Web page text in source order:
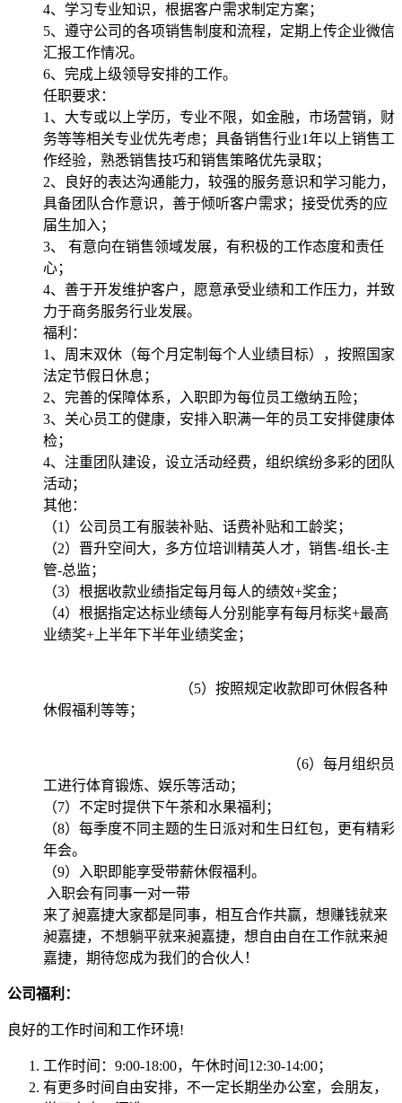
4、学习专业知识，根据客户需求制定方案；
5、遵守公司的各项销售制度和流程，定期上传企业微信
汇报工作情况。
6、完成上级领导安排的工作。
任职要求：
1、大专或以上学历，专业不限，如金融，市场营销，财
务等等相关专业优先考虑；具备销售行业1年以上销售工
作经验，熟悉销售技巧和销售策略优先录取；
2、良好的表达沟通能力，较强的服务意识和学习能力，
具备团队合作意识，善于倾听客户需求；接受优秀的应
届生加入；
3、 有意向在销售领域发展，有积极的工作态度和责任
心；
4、善于开发维护客户，愿意承受业绩和工作压力，并致
力于商务服务行业发展。
福利：
1、周末双休（每个月定制每个人业绩目标），按照国家
法定节假日休息；
2、完善的保障体系，入职即为每位员工缴纳五险；
3、关心员工的健康，安排入职满一年的员工安排健康体
检；
4、注重团队建设，设立活动经费，组织缤纷多彩的团队
活动；
其他：
（1）公司员工有服装补贴、话费补贴和工龄奖；
（2）晋升空间大，多方位培训精英人才，销售-组长-主
管-总监；
（3）根据收款业绩指定每月每人的绩效+奖金；
（4）根据指定达标业绩每人分别能享有每月标奖+最高
业绩奖+上半年下半年业绩奖金；
（5）按照规定收款即可休假各种
休假福利等等；
（6）每月组织员
工进行体育锻炼、娱乐等活动；
（7）不定时提供下午茶和水果福利；
（8）每季度不同主题的生日派对和生日红包，更有精彩
年会。
（9）入职即能享受带薪休假福利。
入职会有同事一对一带
来了昶嘉捷大家都是同事，相互合作共赢，想赚钱就来
昶嘉捷，不想躺平就来昶嘉捷，想自由自在工作就来昶
嘉捷，期待您成为我们的合伙人！
公司福利：
良好的工作时间和工作环境!
工作时间：9:00-18:00，午休时间12:30-14:00；
有更多时间自由安排，不一定长期坐办公室，会朋友，